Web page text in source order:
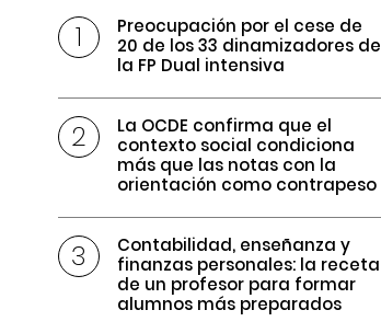
Preocupación por el cese de
20 de los 33 dinamizadores de
la FP Dual intensiva
La OCDE confirma que el
contexto social condiciona
más que las notas con la
orientación como contrapeso
Contabilidad, enseñanza y
finanzas personales: la receta
de un profesor para formar
alumnos más preparados